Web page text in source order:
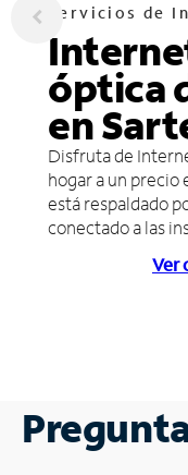
Servicios de
óptica
en
Disfruta de
hogar a un
está respaldado
conectado a las
Ver